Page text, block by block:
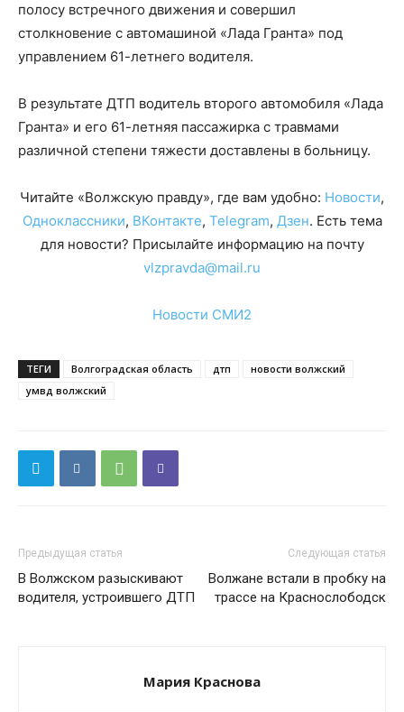
полосу встречного движения и совершил
столкновение с автомашиной «Лада Гранта» под
управлением 61-летнего водителя.
В результате ДТП водитель второго автомобиля «Лада
Гранта» и его 61-летняя пассажирка с травмами
различной степени тяжести доставлены в больницу.
Читайте «Волжскую правду», где вам удобно: Новости,
Одноклассники, ВКонтакте, Telegram, Дзен. Есть тема
для новости? Присылайте информацию на почту
vlzpravda@mail.ru
Новости СМИ2
ТЕГИ Волгоградская область дтп
новости волжский
умвд волжский
Предыдущая статья
В Волжском разыскивают
водителя, устроившего ДТП
Следующая статья
Волжане встали в пробку на
трассе на Краснослободск
Мария Краснова